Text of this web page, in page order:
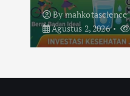
Bymahkotascience
Agustus 2, 2026